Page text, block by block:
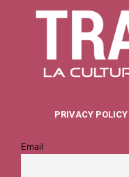
PRIVACY POLICY
Email